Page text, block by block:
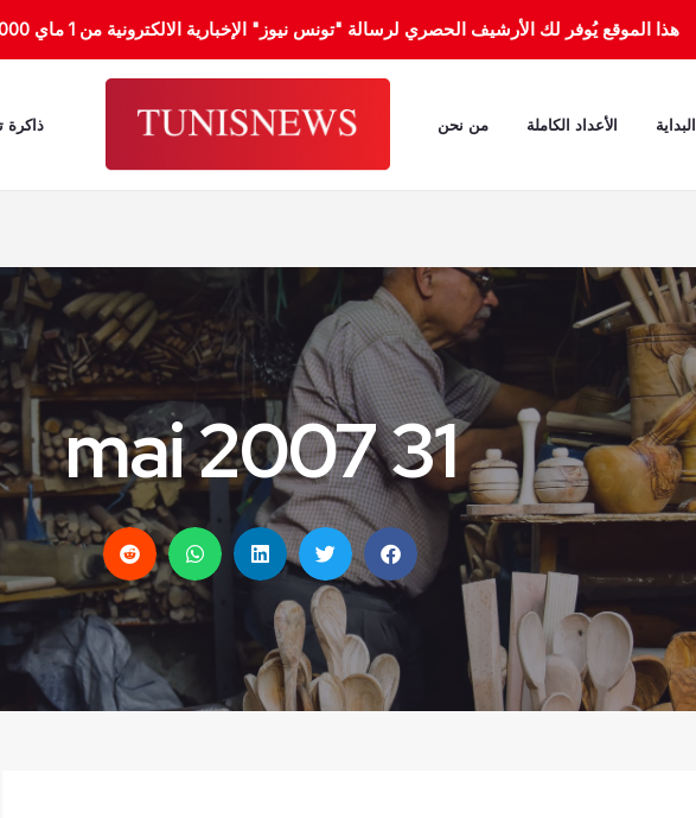
هذا الموقع يُوفر لك الأرشيف الحصري لرسالة "تونس نيوز" الإخبارية الالكترونية من 1 ماي 2000 إلى 31 جانفي 2012.
البداية الأعداد الكاملة من نحن ذاكرة
31 mai 2007